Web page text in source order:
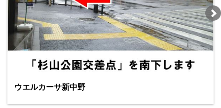
ウエルカーサ新中野